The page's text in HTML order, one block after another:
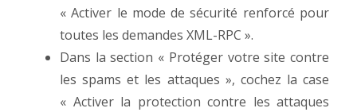
« Activer le mode de sécurité renforcé pour
toutes les demandes XML-RPC ».
Dans la section « Protéger votre site contre
les spams et les attaques », cochez la case
« Activer la protection contre les attaques